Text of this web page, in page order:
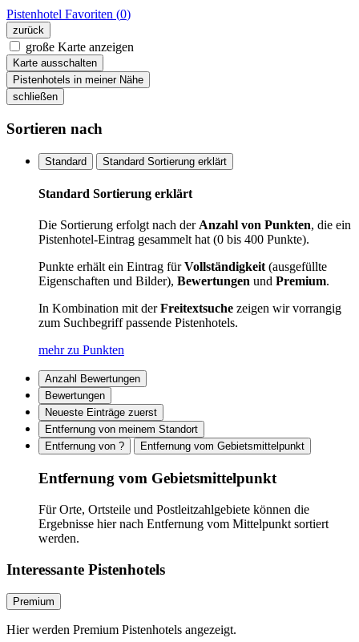
Pistenhotel Favoriten (0)
zurück
große Karte anzeigen
Karte ausschalten
Pistenhotels in meiner Nähe
schließen
Sortieren nach
Standard Standard Sortierung erklärt
Standard Sortierung erklärt
Die Sortierung erfolgt nach derAnzahl von Punkten, die ein
Pistenhotel-Eintrag gesammelt hat (0 bis 400 Punkte).
Punkte erhält ein Eintrag fürVollständigkeit(ausgefüllte
Eigenschaften und Bilder), Bewertungen und Premium.
In Kombination mit derFreitextsuche zeigen wir vorrangig
zum Suchbegriff passende Pistenhotels.
mehr zu Punkten
Anzahl Bewertungen
Bewertungen
Neueste Einträge zuerst
Entfernung von meinem Standort
Entfernung von ?
Entfernung vom Gebietsmittelpunkt
Entfernung vom Gebietsmittelpunkt
Für Orte, Ortsteile und Postleitzahlgebiete können die
Ergebnisse hier nach Entfernung vom Mittelpunkt sortiert
werden.
Interessante Pistenhotels
Premium
Hier werden Premium Pistenhotels angezeigt.